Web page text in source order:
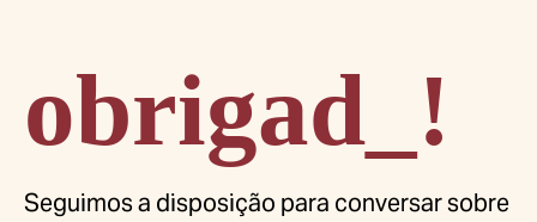
obrigad_!
Seguimos a disposição para conversar sobre